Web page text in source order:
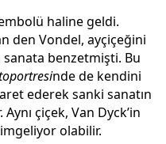
haline geldi.
den Vondel, ayçiçeğini
benzetmişti. Bu
nde de kendini
ederek sanki sanatın
çiçek, Van Dyck’in
olabilir.